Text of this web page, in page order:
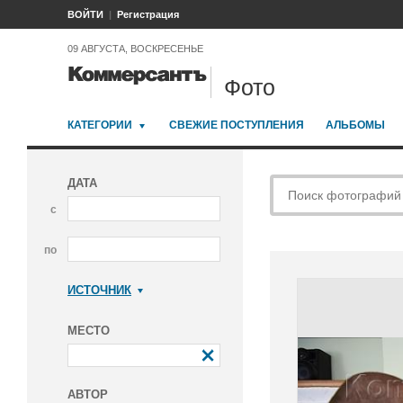
ВОЙТИ Регистрация
09 АВГУСТА, ВОСКРЕСЕНЬЕ
Фото
КАТЕГОРИИ СВЕЖИЕ ПОСТУПЛЕНИЯ АЛЬБОМЫ
ДАТА
с
по
ИСТОЧНИК
МЕСТО
АВТОР